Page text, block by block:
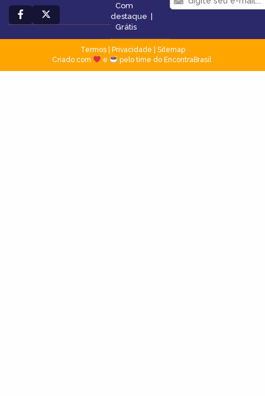
Com
destaque |
Grátis
Termos| Privacidade
Sitemap
Criado com
e pelo time do EncontraBrasil